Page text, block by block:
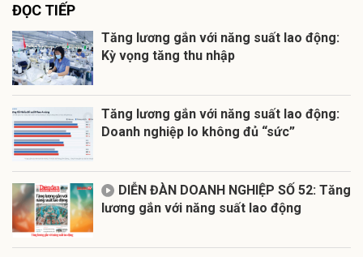
ĐỌC TIẾP
Tăng lương gắn với năng suất lao động:
Kỳ vọng tăng thu nhập
Tăng lương gắn với năng suất lao động:
Doanh nghiệp lo không đủ “sức”
DIỄN ĐÀN DOANH NGHIỆP SỐ 52: Tăng
lương gắn với năng suất lao động